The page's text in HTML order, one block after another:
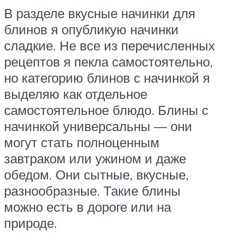
В разделе вкусные начинки для
блинов я опубликую начинки
сладкие. Не все из перечисленных
рецептов я пекла самостоятельно,
но категорию блинов с начинкой я
выделяю как отдельное
самостоятельное блюдо. Блины с
начинкой универсальны — они
могут стать полноценным
завтраком или ужином и даже
обедом. Они сытные, вкусные,
разнообразные. Такие блины
можно есть в дороге или на
природе.